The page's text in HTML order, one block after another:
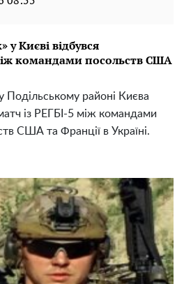
у Києві відбувся
командами посольств США
Подільському районі Києва
із РЕГБІ-5 між командами
США та Франції в Україні.